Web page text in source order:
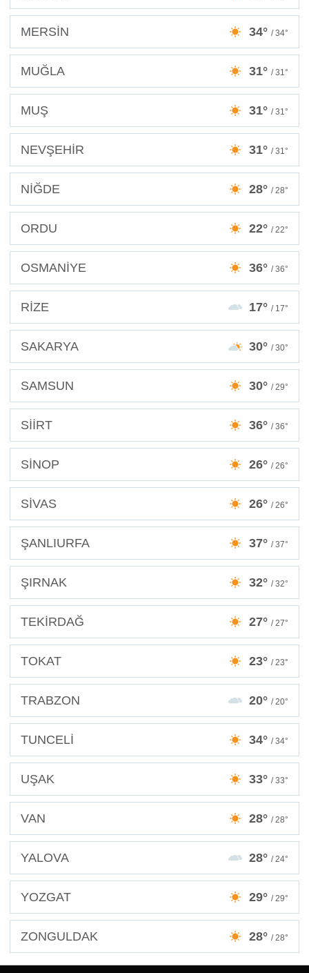
MERSİN 34° / 34°
MUĞLA 31° / 31°
MUŞ 31° / 31°
NEVŞEHİR 31° / 31°
NİĞDE 28° / 28°
ORDU 22° / 22°
OSMANİYE 36° / 36°
RİZE 17° / 17°
SAKARYA 30° / 30°
SAMSUN 30° / 29°
SİİRT 36° / 36°
SİNOP 26° / 26°
SİVAS 26° / 26°
ŞANLIURFA 37° / 37°
ŞIRNAK 32° / 32°
TEKİRDAĞ 27° / 27°
TOKAT 23° / 23°
TRABZON 20° / 20°
TUNCELİ 34° / 34°
UŞAK 33° / 33°
VAN 28° / 28°
YALOVA 28° / 24°
YOZGAT 29° / 29°
ZONGULDAK 28° / 28°